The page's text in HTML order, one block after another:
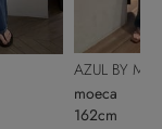
AZUL BY
moeca
162cm